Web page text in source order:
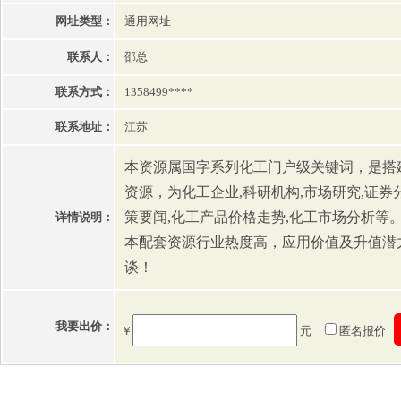
网址类型： 通用网址
联系人： 邵总
联系方式： 1358499****
联系地址： 江苏
详情说明：
本资源属国字系列化工门户级关键词，是
资源，为化工企业,科研机构,市场研究,证券
策要闻,化工产品价格走势,化工市场分析等
本配套资源行业热度高，应用价值及升值
谈！
我要出价： ￥ 元 匿名报价